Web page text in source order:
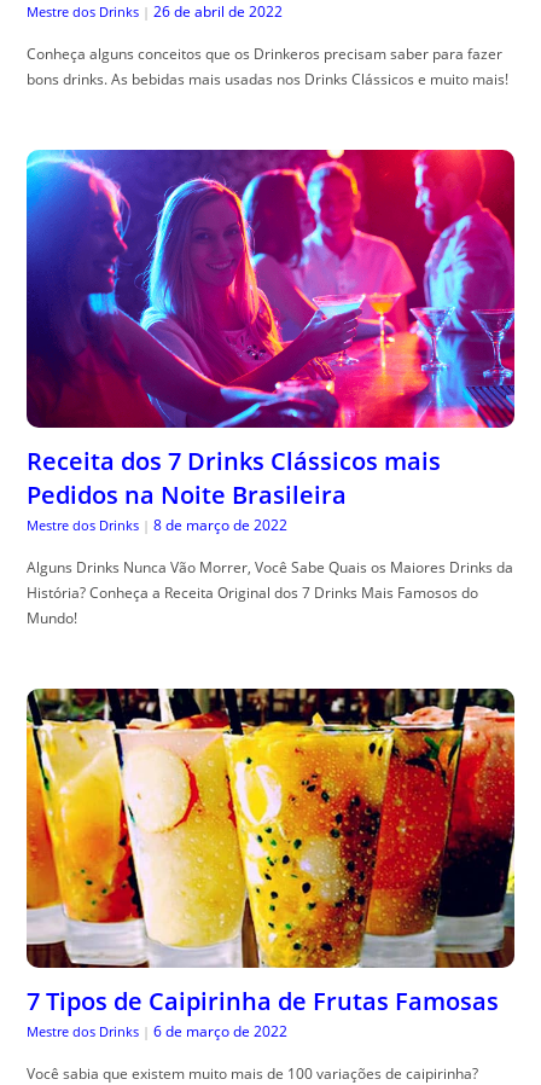
Mestre dos Drinks | 26 de abril de 2022
Conheça alguns conceitos que os Drinkeros precisam saber para fazer
bons drinks. As bebidas mais usadas nos Drinks Clássicos e muito mais!
Receita dos 7 Drinks Clássicos mais
Pedidos na Noite Brasileira
Mestre dos Drinks | 8 de março de 2022
Alguns Drinks Nunca Vão Morrer, Você Sabe Quais os Maiores Drinks da
História? Conheça a Receita Original dos 7 Drinks Mais Famosos do
Mundo!
7 Tipos de Caipirinha de Frutas Famosas
Mestre dos Drinks | 6 de março de 2022
Você sabia que existem muito mais de 100 variações de caipirinha?